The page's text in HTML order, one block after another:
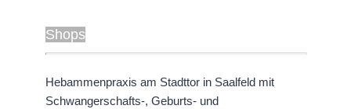
Shops
Hebammenpraxis am Stadttor in Saalfeld mit
Schwangerschafts-, Geburts- und